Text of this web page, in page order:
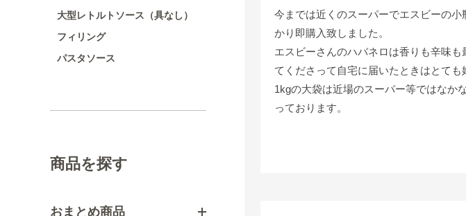
大型レトルトソース（具なし）
フィリング
パスタソース
商品を探す
おまとめ商品
今までは近くのスーパーでエスビーの
かり即購入致しました。
エスビーさんのハバネロは香りも辛味
てくださって自宅に届いたときはとても
1kgの大袋は近場のスーパー等ではなか
っております。